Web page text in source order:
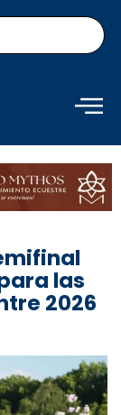
las
2026